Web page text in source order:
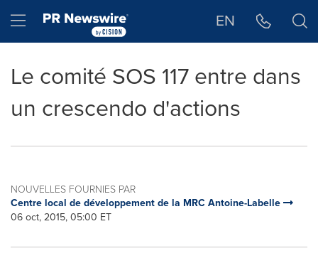
Hamburger menu EN
Le comité SOS 117 entre dans
un crescendo d'actions
NOUVELLES FOURNIES PAR
Centre local de développement de la MRC Antoine-Labelle
06 oct, 2015, 05:00 ET